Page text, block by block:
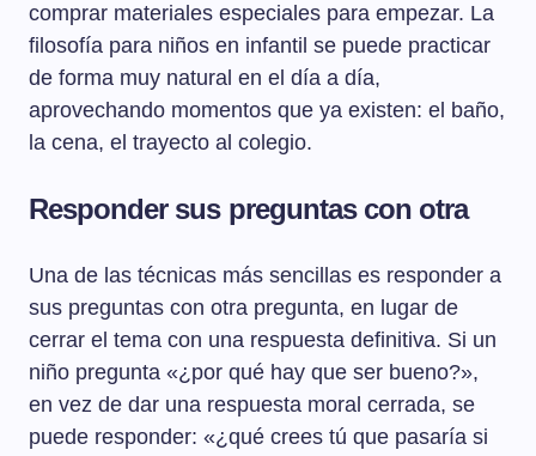
comprar materiales especiales para empezar. La
filosofía para niños en infantil se puede practicar
de forma muy natural en el día a día,
aprovechando momentos que ya existen: el baño,
la cena, el trayecto al colegio.
Responder sus preguntas con otra
Una de las técnicas más sencillas es responder a
sus preguntas con otra pregunta, en lugar de
cerrar el tema con una respuesta definitiva. Si un
niño pregunta «¿por qué hay que ser bueno?»,
en vez de dar una respuesta moral cerrada, se
puede responder: «¿qué crees tú que pasaría si